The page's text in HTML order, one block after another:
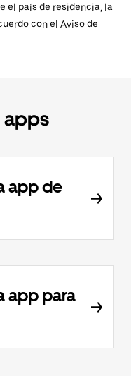
el país de residencia, la
con el Aviso de
apps
app de
app para